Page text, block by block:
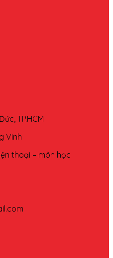
TP.HCM
Vinh
thoại – môn học